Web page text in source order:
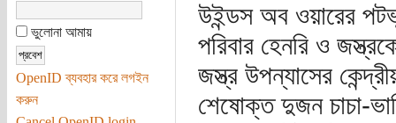
ভুলোনা আমায়
OpenID ব্যবহার করে লগইন
করুন
উইন্ডস অব ওয়ারের
পরিবার হেনরি ও
জস্ত্র উপন্যাসের
শেষোক্ত দুজন চাচা-